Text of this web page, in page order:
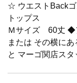
☆ ウエストBack
トップ
Ｍサイズ 60丈 ◆
または その横に
と マーゴ関店スタ